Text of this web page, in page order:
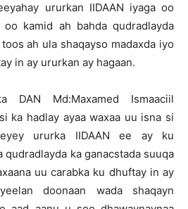
ururkan IIDAAN iyaga oo
kamid ah bahda qudradlayda
ah ula shaqayso madaxda iyo
in ay ururkan ay hagaan.
DAN Md:Maxamed Ismaaciil
ka hadlay ayaa waxaa uu isna si
ururka IIDAAN ee ay ku
qudradlayda ka ganacstada suuqa
uu carabka ku dhuftay in ay
doonaan wada shaqayn